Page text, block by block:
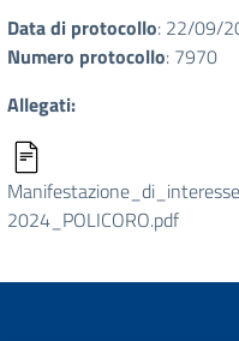
Data di protocollo: 22/09/
Numero protocollo: 7970
Allegati:
2024_POLICORO.pdf